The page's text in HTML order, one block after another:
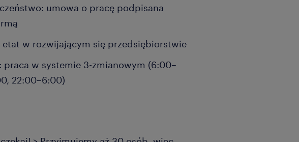
umowa o pracę podpisana
etat w rozwijającym się przedsiębiorstwie
w systemie 3-zmianowym (6:00–
22:00–6:00)